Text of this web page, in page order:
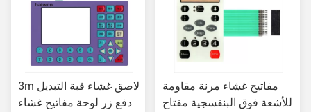
3m لاصق غشاء قبة التبديل
دفع زر لوحة مفاتيح غشاء
مفاتيح غشاء مرنة مقاومة
للأشعة فوق البنفسجية مفتاح